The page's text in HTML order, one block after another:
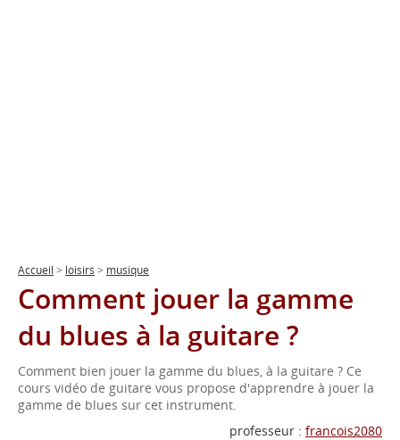
Accueil > loisirs > musique
Comment jouer la gamme
du blues à la guitare ?
Comment bien jouer la gamme du blues, à la guitare ? Ce
cours vidéo de guitare vous propose d'apprendre à jouer la
gamme de blues sur cet instrument.
professeur : francois2080